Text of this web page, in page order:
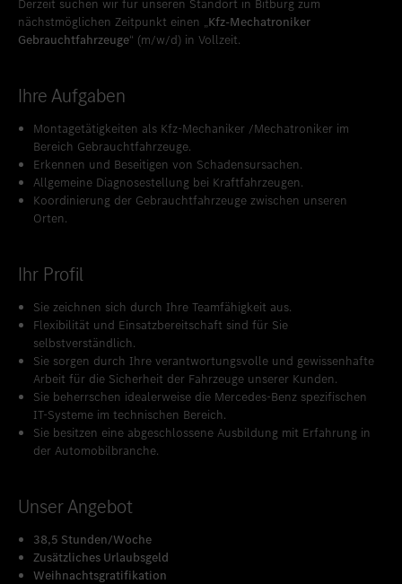
Derzeit suchen wir für unseren Standort in Bitburg zum
nächstmöglichen Zeitpunkt einen „Kfz-Mechatroniker
Gebrauchtfahrzeuge“ (m/w/d) in Vollzeit.
Ihre Aufgaben
Montagetätigkeiten als Kfz-Mechaniker /Mechatroniker im
Bereich Gebrauchtfahrzeuge.
Erkennen und Beseitigen von Schadensursachen.
Allgemeine Diagnosestellung bei Kraftfahrzeugen.
Koordinierung der Gebrauchtfahrzeuge zwischen unseren
Orten.
Ihr Profil
Sie zeichnen sich durch Ihre Teamfähigkeit aus.
Flexibilität und Einsatzbereitschaft sind für Sie
selbstverständlich.
Sie sorgen durch Ihre verantwortungsvolle und gewissenhafte
Arbeit für die Sicherheit der Fahrzeuge unserer Kunden.
Sie beherrschen idealerweise die Mercedes-Benz spezifischen
IT-Systeme im technischen Bereich.
Sie besitzen eine abgeschlossene Ausbildung mit Erfahrung in
der Automobilbranche.
Unser Angebot
38,5 Stunden/Woche
Zusätzliches Urlaubsgeld
Weihnachtsgratifikation